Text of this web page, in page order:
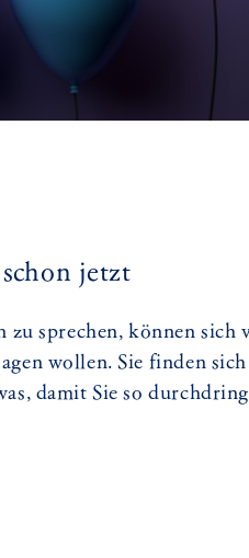
jetzt
zu sprechen, können sich
wollen. Sie finden
damit Sie so